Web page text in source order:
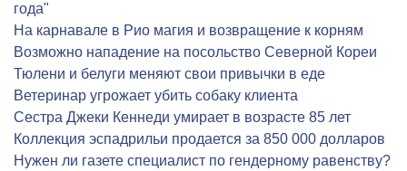
года"
На карнавале в Рио магия и возвращение к корням
Возможно нападение на посольство Северной Кореи
Тюлени и белуги меняют свои привычки в еде
Ветеринар угрожает убить собаку клиента
Сестра Джеки Кеннеди умирает в возрасте 85 лет
Коллекция эспадрильи продается за 850 000 долларов
Нужен ли газете специалист по гендерному равенству?